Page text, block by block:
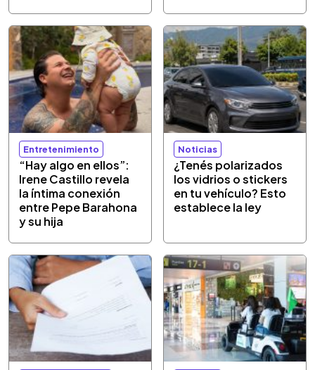
Entretenimiento
“Hay algo en ellos”:
Irene Castillo revela
la íntima conexión
entre Pepe Barahona
y su hija
Noticias
¿Tenés polarizados
los vidrios o stickers
en tu vehículo? Esto
establece la ley